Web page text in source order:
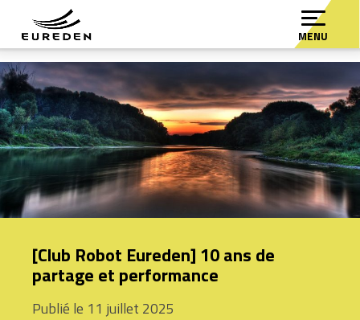
MENU
[Club Robot Eureden] 10 ans de
partage et performance
Publié le 11 juillet 2025